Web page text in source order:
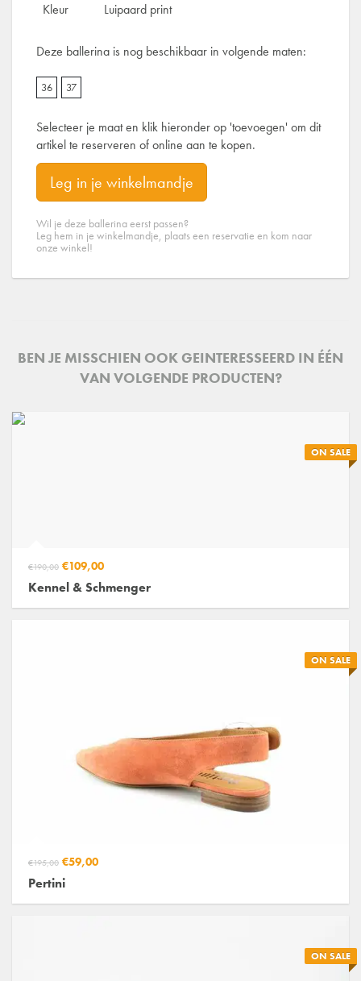
Kleur
Luipaard print
Deze ballerina is nog beschikbaar in volgende maten:
36 37
Selecteer je maat en klik hieronder op 'toevoegen' om dit
artikel te reserveren of online aan te kopen.
Leg in je winkelmandje
Wil je deze ballerina eerst passen?
Leg hem in je winkelmandje, plaats een reservatie en kom naar
onze winkel!
BEN JE MISSCHIEN OOK GEINTERESSEERD IN ÉÉN
VAN VOLGENDE PRODUCTEN?
ON SALE
€190,00 €109,00
Kennel & Schmenger
ON SALE
€195,00 €59,00
Pertini
ON SALE